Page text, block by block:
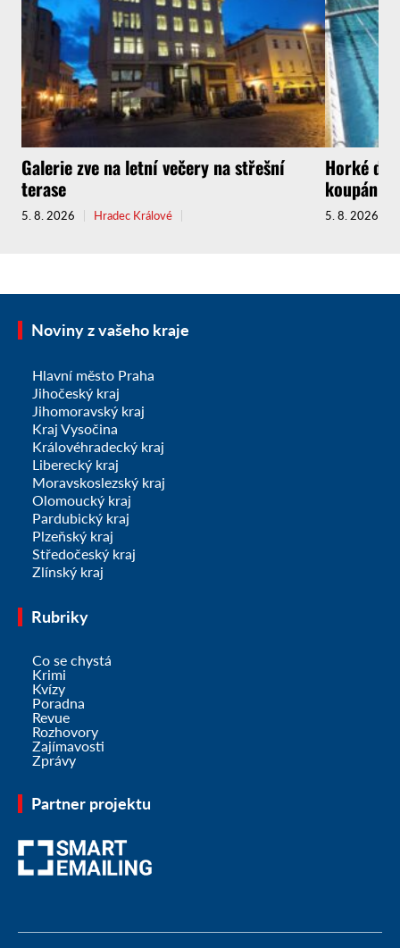
Galerie zve na letní večery na střešní
terase
5. 8. 2026 Hradec Králové
Horké
koupání
5. 8. 2026
Noviny z vašeho kraje
Hlavní město Praha
Jihočeský kraj
Jihomoravský kraj
Kraj Vysočina
Královéhradecký kraj
Liberecký kraj
Moravskoslezský kraj
Olomoucký kraj
Pardubický kraj
Plzeňský kraj
Středočeský kraj
Zlínský kraj
Rubriky
Co se chystá
Krimi
Kvízy
Poradna
Revue
Rozhovory
Zajímavosti
Zprávy
Partner projektu